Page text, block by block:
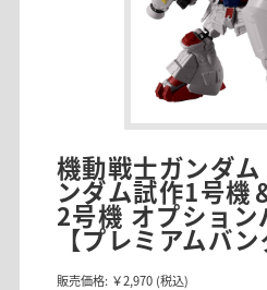
機動戦士ガンダ
ンダム試作1号機
2号機 オプショ
【プレミアムバ
販売価格: ￥2,970 (税込)